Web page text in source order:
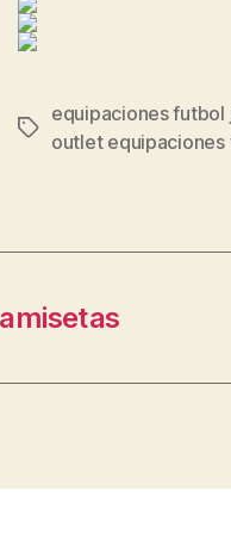
Etiquetas
equipaciones futbol
outlet equipaciones